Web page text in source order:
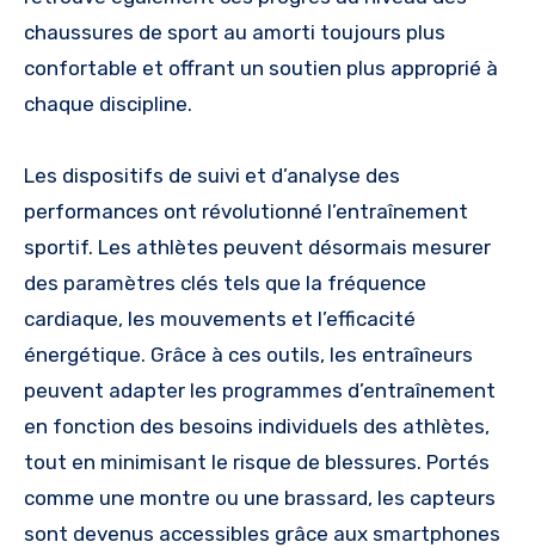
chaussures de sport au amorti toujours plus
confortable et offrant un soutien plus approprié à
chaque discipline.
Les dispositifs de suivi et d’analyse des
performances ont révolutionné l’entraînement
sportif. Les athlètes peuvent désormais mesurer
des paramètres clés tels que la fréquence
cardiaque, les mouvements et l’efficacité
énergétique. Grâce à ces outils, les entraîneurs
peuvent adapter les programmes d’entraînement
en fonction des besoins individuels des athlètes,
tout en minimisant le risque de blessures. Portés
comme une montre ou une brassard, les capteurs
sont devenus accessibles grâce aux smartphones